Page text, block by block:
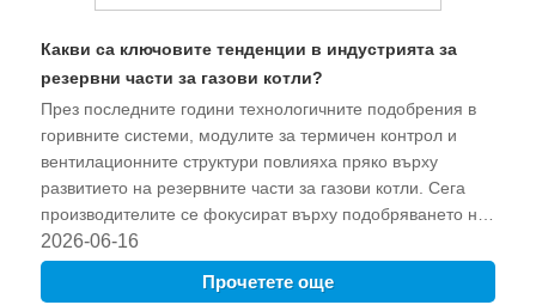
Какви са ключовите тенденции в индустрията за
резервни части за газови котли?
През последните години технологичните подобрения в
горивните системи, модулите за термичен контрол и
вентилационните структури повлияха пряко върху
развитието на резервните части за газови котли. Сега
производителите се фокусират върху подобряването на
съвместимостта, устойчивостта на материалите и
стабилността на производителността, за да отговорят на
развиващите се международни стандарти. Тази промяна
2026-06-16
Прочетете още